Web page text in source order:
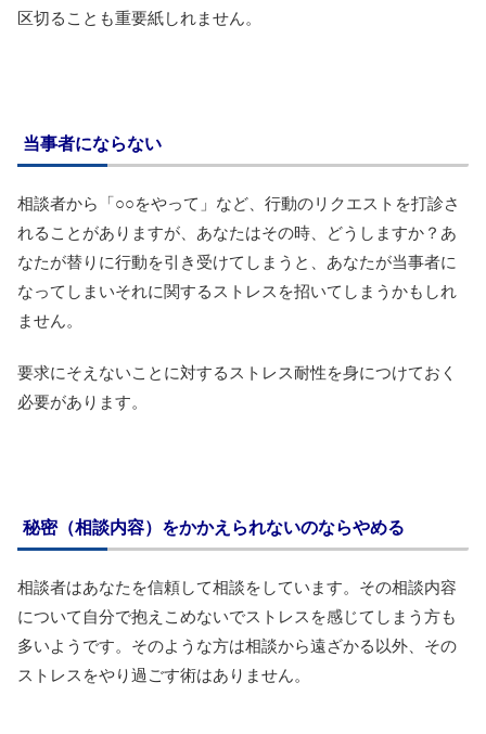
区切ることも重要紙しれません。
当事者にならない
相談者から「○○をやって」など、行動のリクエストを打診さ
れることがありますが、あなたはその時、どうしますか？あ
なたが替りに行動を引き受けてしまうと、あなたが当事者に
なってしまいそれに関するストレスを招いてしまうかもしれ
ません。
要求にそえないことに対するストレス耐性を身につけておく
必要があります。
秘密（相談内容）をかかえられないのならやめる
相談者はあなたを信頼して相談をしています。その相談内容
について自分で抱えこめないでストレスを感じてしまう方も
多いようです。そのような方は相談から遠ざかる以外、その
ストレスをやり過ごす術はありません。